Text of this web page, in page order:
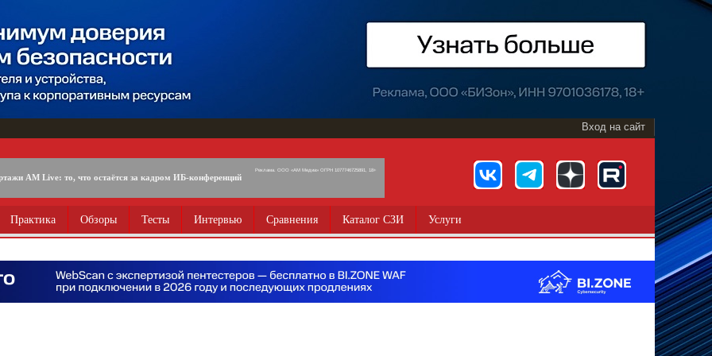
Вход на сайт
AM Live: то, что остаётся за кадром ИБ-конференций
Реклама. ООО «АМ Медиа» ОГРН 1077746725891, 18+
Практика Обзоры Тесты Интервью Сравнения Каталог СЗИ Услуги